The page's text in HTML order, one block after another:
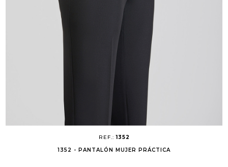
REF.:1352
1352 - PANTALÓN MUJER PRÁCTICA